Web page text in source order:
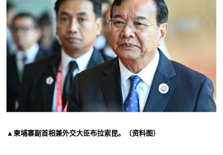
▲柬埔寨副首相兼外交大臣布拉索昆。（资料图）